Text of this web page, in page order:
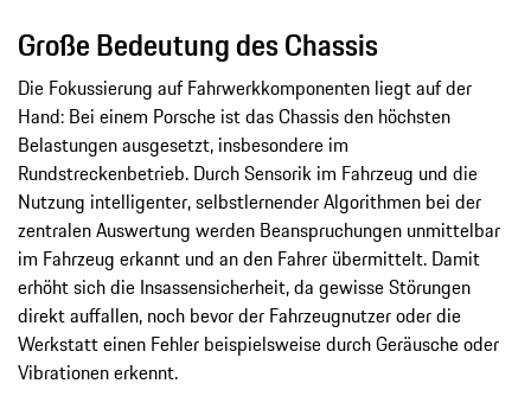
Große Bedeutung des Chassis
Die Fokussierung auf Fahrwerkkomponenten liegt auf der
Hand: Bei einem Porsche ist das Chassis den höchsten
Belastungen ausgesetzt, insbesondere im
Rundstreckenbetrieb. Durch Sensorik im Fahrzeug und die
Nutzung intelligenter, selbstlernender Algorithmen bei der
zentralen Auswertung werden Beanspruchungen unmittelbar
im Fahrzeug erkannt und an den Fahrer übermittelt. Damit
erhöht sich die Insassensicherheit, da gewisse Störungen
direkt auffallen, noch bevor der Fahrzeugnutzer oder die
Werkstatt einen Fehler beispielsweise durch Geräusche oder
Vibrationen erkennt.